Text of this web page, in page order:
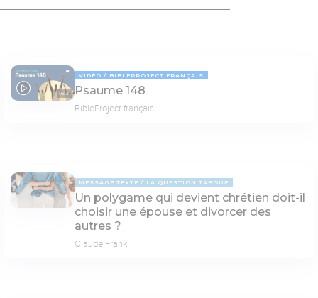
08:31
VIDÉO BIBLEPROJECT FRANÇAIS
Psaume 148
BibleProject français
MESSAGE TEXTE LA QUESTION TABOUE
Un polygame qui devient chrétien doit-il
choisir une épouse et divorcer des
autres ?
Claude Frank